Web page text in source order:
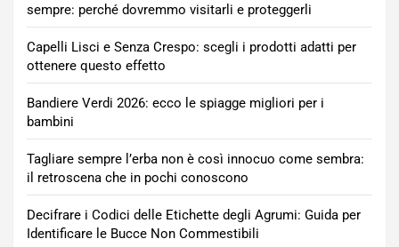
sempre: perché dovremmo visitarli e proteggerli
Capelli Lisci e Senza Crespo: scegli i prodotti adatti per
ottenere questo effetto
Bandiere Verdi 2026: ecco le spiagge migliori per i
bambini
Tagliare sempre l’erba non è così innocuo come sembra:
il retroscena che in pochi conoscono
Decifrare i Codici delle Etichette degli Agrumi: Guida per
Identificare le Bucce Non Commestibili